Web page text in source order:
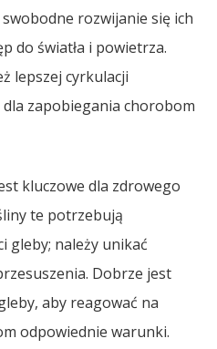
rozwijanie się ich
do światła i powietrza.
lepszej cyrkulacji
zapobiegania chorobom
kluczowe dla zdrowego
te potrzebują
gleby; należy unikać
Dobrze jest
aby reagować na
odpowiednie warunki.